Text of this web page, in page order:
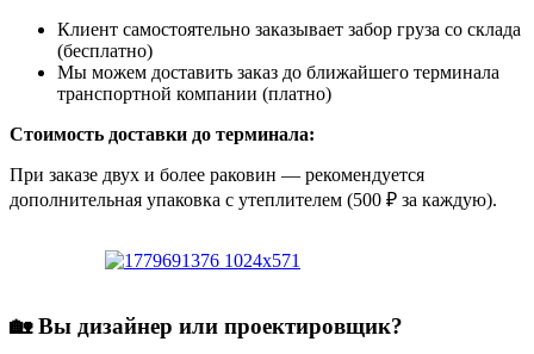
Клиент самостоятельно заказывает забор груза со склада
(бесплатно)
Мы можем доставить заказ до ближайшего терминала
транспортной компании (платно)
Стоимость доставки до терминала:
При заказе двух и более раковин — рекомендуется
дополнительная упаковка с утеплителем (500 ₽ за каждую).
🏡 Вы дизайнер или проектировщик?